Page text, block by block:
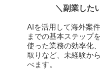
＼副業した
AIを活用して海外案
までの基本ステップ
使った業務の効率化
取りなど、未経験か
べます。